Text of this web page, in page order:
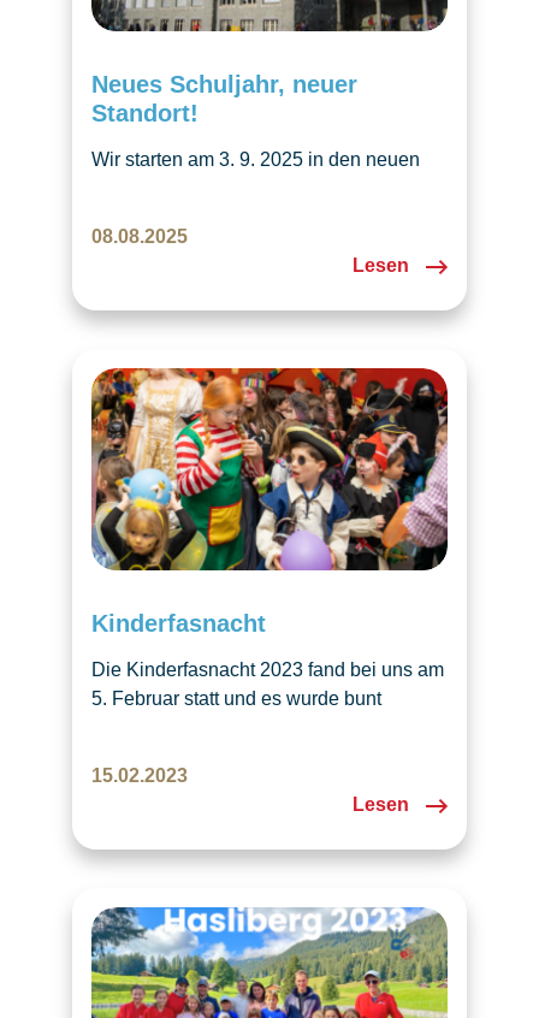
Neues Schuljahr, neuer
Standort!
Wir starten am 3. 9. 2025 in den neuen
oder kommen Sie zu einer
08.08.2025
Lesen
Kinderfasnacht
Die Kinderfasnacht 2023 fand bei uns am
5. Februar statt und es wurde bunt
15.02.2023
Lesen